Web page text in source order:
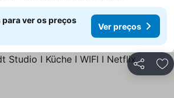
para ver os preços
Ver preços
Partilhar